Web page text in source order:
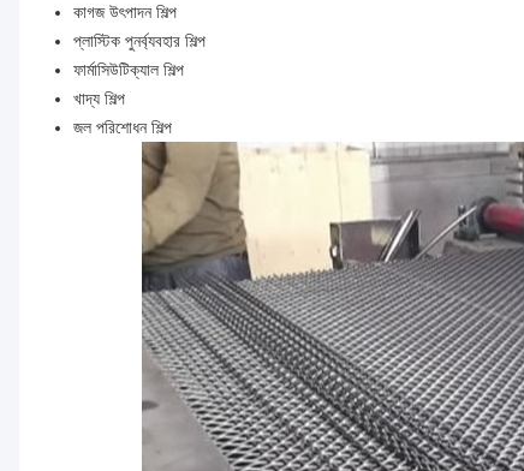
কাগজ উৎপাদন শিল্প
প্লাস্টিক পুনর্ব্যবহার শিল্প
ফার্মাসিউটিক্যাল শিল্প
খাদ্য শিল্প
জল পরিশোধন শিল্প